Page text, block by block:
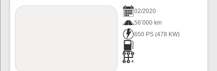
02/2020
56’000 km
650 PS (478 KW)